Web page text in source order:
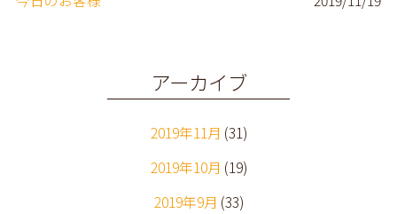
アーカイブ
2019年11月 (31)
2019年10月 (19)
2019年9月 (33)